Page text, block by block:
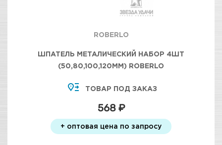
ROBERLO
ШПАТЕЛЬ МЕТАЛИЧЕСКИЙ НАБОР 4ШТ
(50,80,100,120ММ) ROBERLO
ТОВАР ПОД ЗАКАЗ
568 ₽
+ оптовая цена по запросу